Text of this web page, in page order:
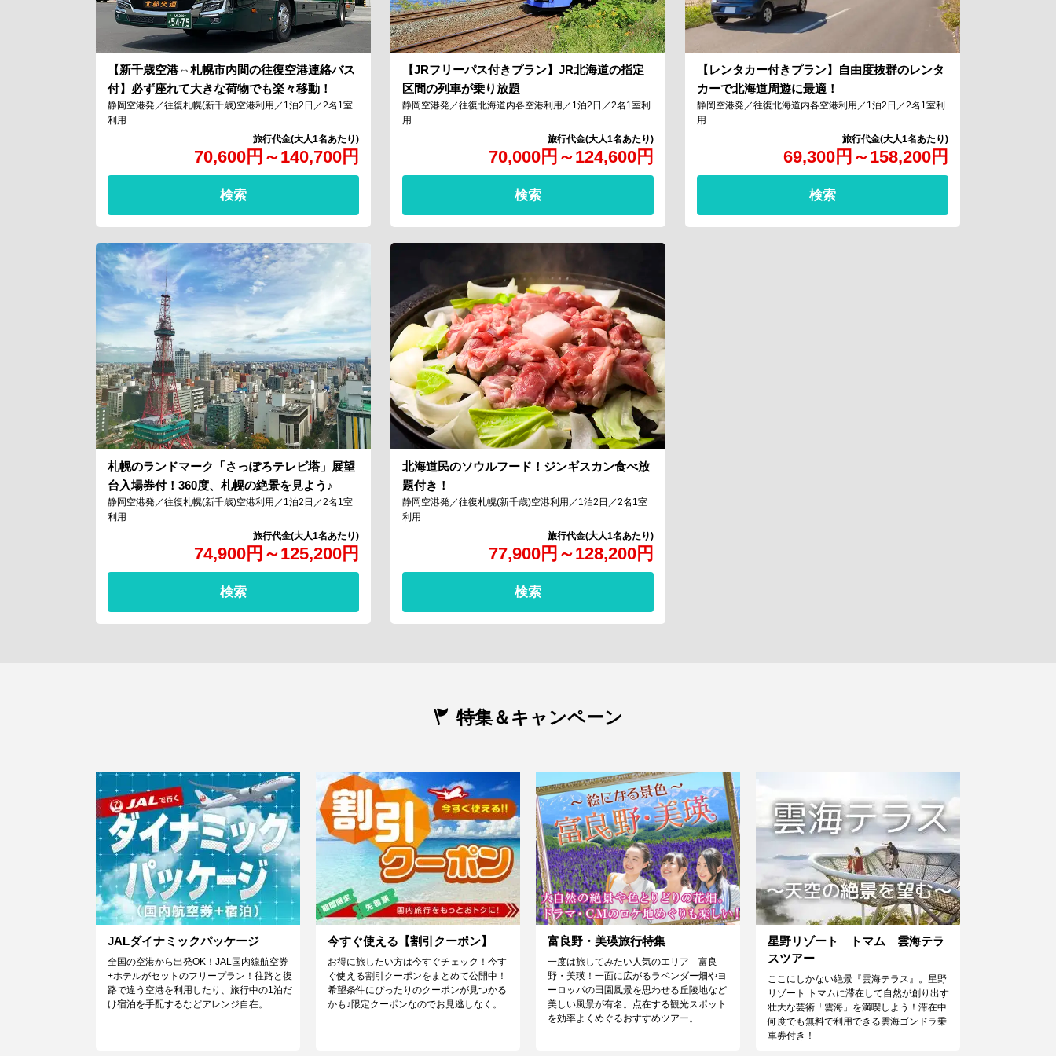
【新千歳空港⇔札幌市内間の往復空港連絡バス
付】必ず座れて大きな荷物でも楽々移動！
70,600円 ～140,700円
静岡空港発／往復札幌(新千歳)空港利用／1泊2日／2名1室
利用
検索
【JRフリーパス付きプラン】JR北海道の指定
区間の列車が乗り放題
70,000円 ～124,600円
静岡空港発／往復北海道内各空港利用／1泊2日／2名1室利
用
検索
【レンタカー付きプラン】自由度抜群のレンタ
カーで北海道周遊に最適！
69,300円 ～158,200円
静岡空港発／往復北海道内各空港利用／1泊2日／2名1室利
用
検索
札幌のランドマーク「さっぽろテレビ塔」展望
台入場券付！360度、札幌の絶景を見よう♪
74,900円 ～125,200円
静岡空港発／往復札幌(新千歳)空港利用／1泊2日／2名1室
利用
検索
北海道民のソウルフード！ジンギスカン食べ放
題付き！
77,900円 ～128,200円
静岡空港発／往復札幌(新千歳)空港利用／1泊2日／2名1室
利用
検索
特集＆キャンペーン
JALダイナミックパッケージ
全国の空港から出発OK！JAL国内線航空券
+ホテルがセットのフリープラン！往路と復
路で違う空港を利用したり、旅行中の1泊だ
け宿泊を手配するなどアレンジ自在。
今すぐ使える【割引クーポン】
お得に旅したい方は今すぐチェック！今す
ぐ使える割引クーポンをまとめて公開中！
希望条件にぴったりのクーポンが見つかる
かも♪限定クーポンなのでお見逃しなく。
富良野・美瑛旅行特集
一度は旅してみたい人気のエリア 富良
野・美瑛！一面に広がるラベンダー畑やヨ
ーロッパの田園風景を思わせる丘陵地など
美しい風景が有名。点在する観光スポット
を効率よくめぐるおすすめツアー。
星野リゾート トマム 雲海テラ
スツアー
ここにしかない絶景『雲海テラス』。星野
リゾート トマムに滞在して自然が創り出す
壮大な芸術「雲海」を満喫しよう！滞在中
何度でも無料で利用できる雲海ゴンドラ乗
車券付き！